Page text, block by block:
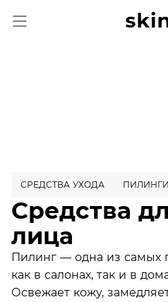
СРЕДСТВА УХОДА
Средства
лица
Пилинг — одна из самых
как в салонах, так и в
Освежает кожу,